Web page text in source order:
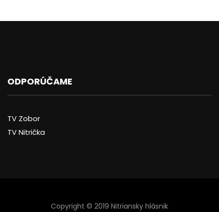
ODPORÚČAME
TV Zobor
TV Nitrička
Copyright © 2019 Nitriansky hlásnik